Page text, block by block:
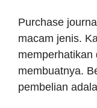
Purchase
macam jenis.
memperhatikan
membuatnya.
pembelian